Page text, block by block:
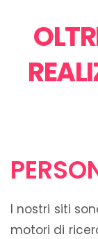
I nostri siti
motori di